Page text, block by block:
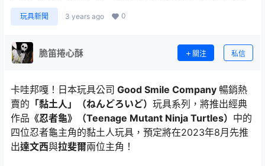
玩具新聞 3 years ago 0
脆笛捲心酥 關注 私信
卡哇邦嘎！日本玩具公司 Good Smile Company 暢銷熱
賣的 「黏土人」（ねんどろいど） 玩具系列，將推出經典
作品 《忍者龜》（Teenage Mutant Ninja Turtles） 中的
四位忍者龜主角的黏土人玩具，預定將在2023年8月先推
出達文西與拉斐爾兩位主角！